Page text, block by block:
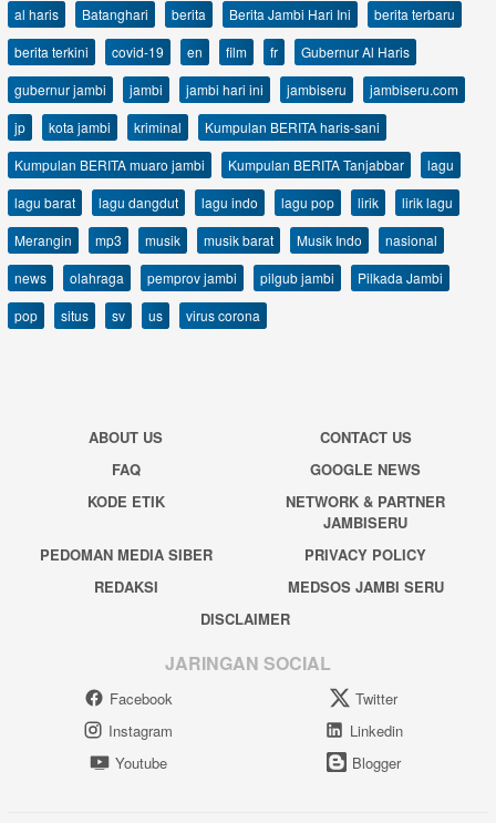
al haris Batanghari berita Berita Jambi Hari Ini
berita terbaru
berita terkini
covid-19 en film fr
Gubernur Al Haris
gubernur jambi
jambi jambi hari ini jambiseru
jambiseru.com
jp
kota jambi kriminal
Kumpulan BERITA haris-sani
Kumpulan BERITA muaro jambi
Kumpulan BERITA Tanjabbar
lagu
lagu barat
lagu dangdut lagu indo lagu pop lirik
lirik lagu
Merangin
mp3 musik musik barat Musik Indo
nasional
news
olahraga pemprov jambi pilgub jambi
Pilkada Jambi
pop
situs sv us virus corona
ABOUT US
CONTACT US
FAQ
GOOGLE NEWS
KODE ETIK
NETWORK & PARTNER
JAMBISERU
PEDOMAN MEDIA SIBER
PRIVACY POLICY
REDAKSI
MEDSOS JAMBI SERU
DISCLAIMER
JARINGAN SOCIAL
Facebook
Twitter
Instagram
Linkedin
Youtube
Blogger